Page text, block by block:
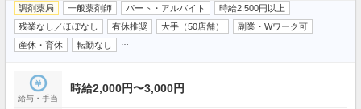
調剤薬局 一般薬剤師 パート・アルバイト
時給2,500円以上
残業なし／ほぼなし
有休推奨 大手（50店舗）
副業・Wワーク可
産休・育休
転勤なし
給与・手当
時給2,000円〜3,000円